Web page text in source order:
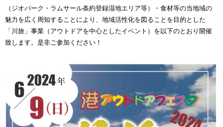
（ジオパーク・ラムサール条約登録湿地エリア等）・食材等の当地域の
魅力を広く周知することにより、地域活性化を図ることを目的とした
「川旅」事業（アウトドアを中心としたイベント）を以下のとおり開催
致します。是非ご参加ください！